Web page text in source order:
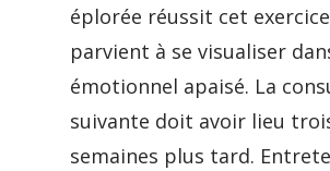
éplorée réussit cet
parvient à se visualiser
émotionnel apaisé. La
suivante doit avoir lieu
semaines plus tard.